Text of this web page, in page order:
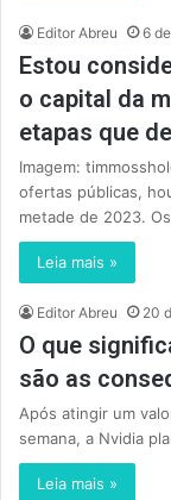
Editor Abreu 6
Estou
o capital da
etapas que
Imagem:
ofertas públicas,
metade de 2023.
Leia mais »
Editor Abreu 20
O que
são as
Após atingir um
semana, a Nvidia
Leia mais »